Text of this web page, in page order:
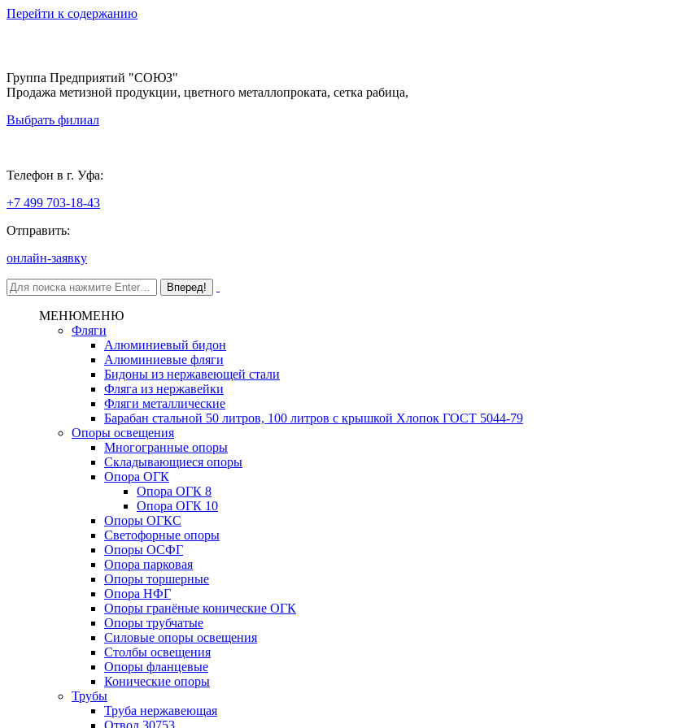
Перейти к содержанию
Группа Предприятий "СОЮЗ"
Продажа метизной продукции, цветного металлопроката, сетка рабица,
Выбрать филиал
Телефон в г. Уфа:
+7 499 703-18-43
Отправить:
онлайн-заявку
МЕНЮМЕНЮ
Фляги
Алюминиевый бидон
Алюминиевые фляги
Бидоны из нержавеющей стали
Фляга из нержавейки
Фляги металлические
Барабан стальной 50 литров, 100 литров с крышкой Хлопок ГОСТ 5044-79
Опоры освещения
Многогранные опоры
Складывающиеся опоры
Опора ОГК
Опора ОГК 8
Опора ОГК 10
Опоры ОГКС
Светофорные опоры
Опоры ОСФГ
Опора парковая
Опоры торшерные
Опора НФГ
Опоры гранёные конические ОГК
Опоры трубчатые
Силовые опоры освещения
Столбы освещения
Опоры фланцевые
Конические опоры
Трубы
Труба нержавеющая
Отвод 30753